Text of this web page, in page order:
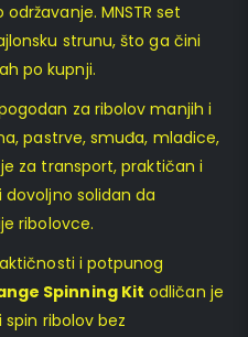
MNSTR set
strunu, što ga čini
po kupnji.
za ribolov manjih i
pastrve, smuđa, mladice,
za transport, praktičan i
solidan da
ribolovce.
i potpunog
Spinning Kit odličan je
ribolov bez